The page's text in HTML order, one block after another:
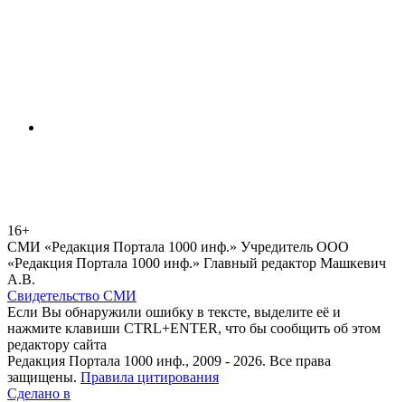
16+
СМИ «Редакция Портала 1000 инф.» Учредитель ООО
«Редакция Портала 1000 инф.» Главный редактор Машкевич
А.В.
Свидетельство СМИ
Если Вы обнаружили ошибку в тексте, выделите её и
нажмите клавиши CTRL+ENTER, что бы сообщить об этом
редактору сайта
Редакция Портала 1000 инф., 2009 - 2026. Все права
защищены. Правила цитирования
Сделано в